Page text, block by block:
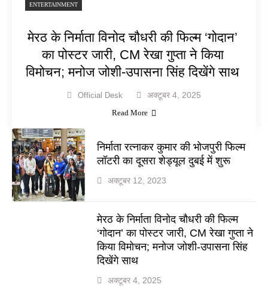
ENTERTAINMENT
मेरठ के निर्माता विनोद चौधरी की फिल्म ‘गोदान’
का पोस्टर जारी, CM रेखा गुप्ता ने किया
विमोचन; मनोज जोशी-उपासना सिंह दिखेंगे साथ
Official Desk अक्टूबर 4, 2025
Read More
निर्माता रत्नाकर कुमार की भोजपुरी फिल्म
लॉटरी का दूसरा शेड्यूल दुबई में शुरू
अक्टूबर 12, 2023
मेरठ के निर्माता विनोद चौधरी की फिल्म
‘गोदान’ का पोस्टर जारी, CM रेखा गुप्ता ने
किया विमोचन; मनोज जोशी-उपासना सिंह
दिखेंगे साथ
अक्टूबर 4, 2025